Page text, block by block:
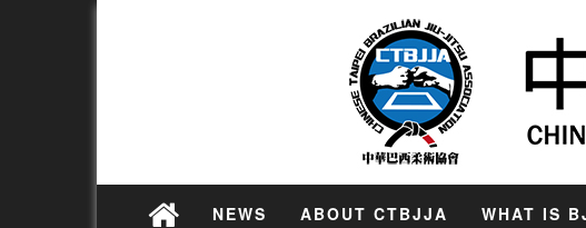
NEWS ABOUT CTBJJA WHAT IS